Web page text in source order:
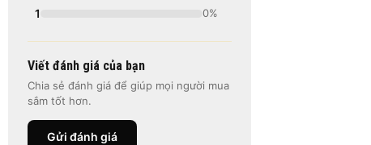
1 0%
Viết đánh giá của bạn
Chia sẻ đánh giá để giúp mọi người mua
sắm tốt hơn.
Gửi đánh giá